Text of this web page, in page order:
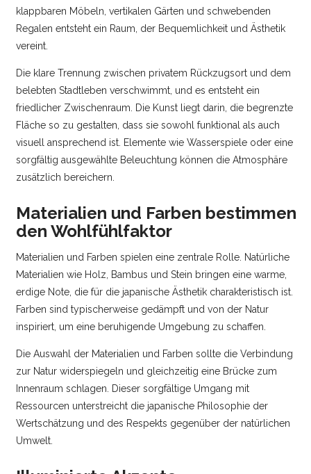
klappbaren Möbeln, vertikalen Gärten und schwebenden
Regalen entsteht ein Raum, der Bequemlichkeit und Ästhetik
vereint.
Die klare Trennung zwischen privatem Rückzugsort und dem
belebten Stadtleben verschwimmt, und es entsteht ein
friedlicher Zwischenraum. Die Kunst liegt darin, die begrenzte
Fläche so zu gestalten, dass sie sowohl funktional als auch
visuell ansprechend ist. Elemente wie Wasserspiele oder eine
sorgfältig ausgewählte Beleuchtung können die Atmosphäre
zusätzlich bereichern.
Materialien und Farben bestimmen
den Wohlfühlfaktor
Materialien und Farben spielen eine zentrale Rolle. Natürliche
Materialien wie Holz, Bambus und Stein bringen eine warme,
erdige Note, die für die japanische Ästhetik charakteristisch ist.
Farben sind typischerweise gedämpft und von der Natur
inspiriert, um eine beruhigende Umgebung zu schaffen.
Die Auswahl der Materialien und Farben sollte die Verbindung
zur Natur widerspiegeln und gleichzeitig eine Brücke zum
Innenraum schlagen. Dieser sorgfältige Umgang mit
Ressourcen unterstreicht die japanische Philosophie der
Wertschätzung und des Respekts gegenüber der natürlichen
Umwelt.